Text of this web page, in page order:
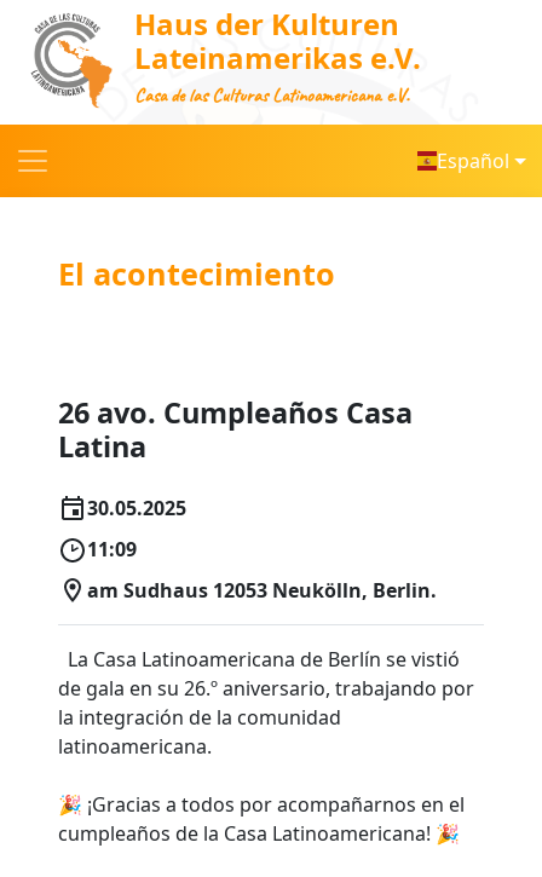
Haus der Kulturen
Lateinamerikas e.V.
Casa de las Culturas Latinoamericana e.V.
Español
El acontecimiento
26 avo. Cumpleaños Casa
Latina
30.05.2025
11:09
am Sudhaus 12053 Neukölln, Berlin.
La Casa Latinoamericana de Berlín se vistió
de gala en su 26.º aniversario, trabajando por
la integración de la comunidad
latinoamericana.
🎉 ¡Gracias a todos por acompañarnos en el
cumpleaños de la Casa Latinoamericana! 🎉